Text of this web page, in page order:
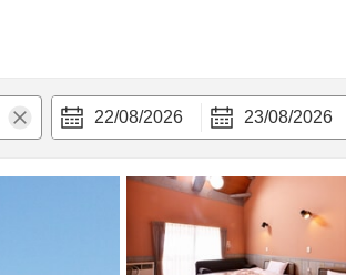
22/08/2026 23/08/2026
nghi